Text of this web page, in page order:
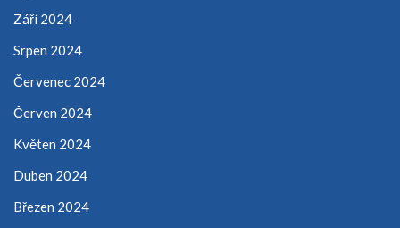
Září 2024
Srpen 2024
Červenec 2024
Červen 2024
Květen 2024
Duben 2024
Březen 2024